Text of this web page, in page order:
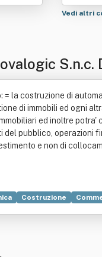
Vedi altri
S.n.c.
= la costruzione di
di immobili ed ogni
ed inoltre
pubblico, operazioni
e non di
Costruzione